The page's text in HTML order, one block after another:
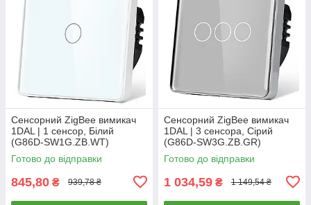
Сенсорний ZigBee вимикач
1DAL | 1 сенсор, Білий
(G86D-SW1G.ZB.WT)
Готово до відправки
845,80 ₴ 939,78 ₴
Сенсорний ZigBee вимикач
1DAL | 3 сенсора, Сірий
(G86D-SW3G.ZB.GR)
Готово до відправки
1 034,59 ₴ 1 149,54 ₴